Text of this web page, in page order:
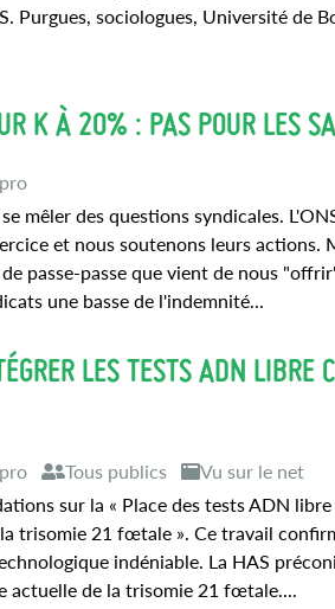
Purgues, sociologues, Université de
K À 20% : PAS POUR LES
mêler des questions syndicales.
et nous soutenons leurs actions.
passe-passe que vient de nous
une basse de l'indemnité...
LES TESTS ADN LIBRE
Tous publics
Vu sur le net
sur la « Place des tests ADN
trisomie 21 fœtale ». Ce travail
indéniable. La HAS
actuelle de la trisomie 21 fœtale....